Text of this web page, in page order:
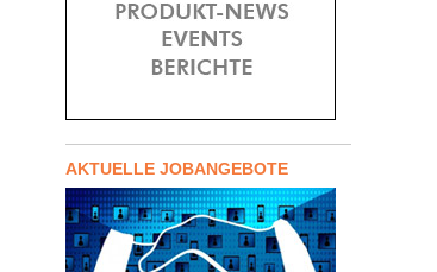
AKTUELLE JOBANGEBOTE